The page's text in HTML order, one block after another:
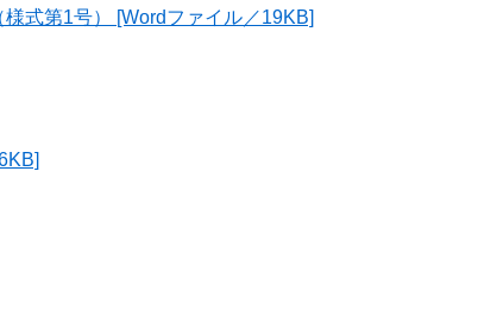
式第1号） [Wordファイル／19KB]